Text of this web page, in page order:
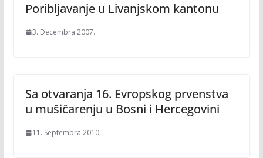
Poribljavanje u Livanjskom kantonu
3. Decembra 2007.
Sa otvaranja 16. Evropskog prvenstva
u mušičarenju u Bosni i Hercegovini
11. Septembra 2010.